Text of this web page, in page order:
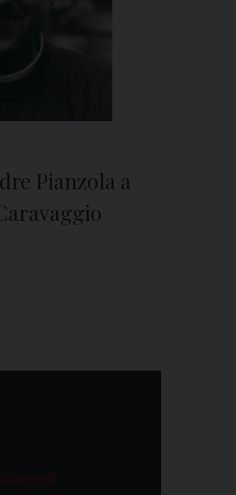
Pianzola a